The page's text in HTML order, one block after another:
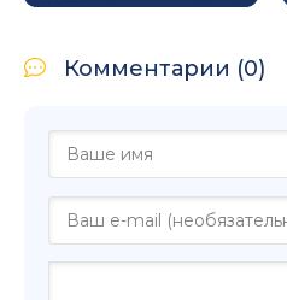
Комментарии (0)